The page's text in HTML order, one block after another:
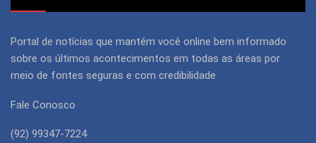
Portal de notícias que mantém você online bem informado
sobre os últimos acontecimentos em todas as áreas por
meio de fontes seguras e com credibilidade
Fale Conosco
(92) 99347-7224